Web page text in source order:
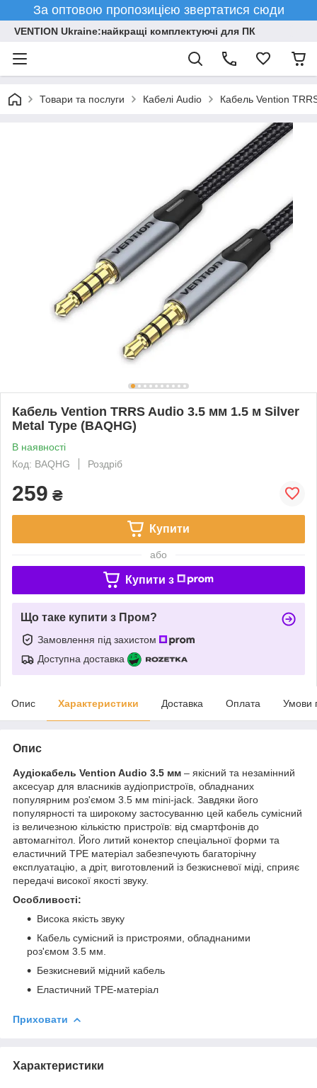
За оптовою пропозицією звертатися сюди
VENTION Ukraine:найкращі комплектуючі для ПК
Товари та послуги Кабелі Audio Кабель Vention
Кабель Vention TRRS Audio 3.5 мм 1.5 м Silver
Metal Type (BAQHG)
В наявності
Код: BAQHG
Роздріб
259 ₴
Купити
або
Купити з
Що таке купити з Пром?
Замовлення під захистом
Доступна доставка
Опис Характеристики Доставка Оплата Умови
Опис
Аудіокабель Vention Audio 3.5 мм – якісний та незамінний
аксесуар для власників аудіопристроїв, обладнаних
популярним роз'ємом 3.5 мм mini-jack. Завдяки його
популярності та широкому застосуванню цей кабель сумісний
із величезною кількістю пристроїв: від смартфонів до
автомагнітол. Його литий конектор спеціальної форми та
еластичний TPE матеріал забезпечують багаторічну
експлуатацію, а дріт, виготовлений із безкисневої міді, сприяє
передачі високої якості звуку.
Особливості:
Висока якість звуку
Кабель сумісний із пристроями, обладнаними
роз'ємом 3.5 мм.
Безкисневий мідний кабель
Еластичний TPE-матеріал
Приховати
Характеристики